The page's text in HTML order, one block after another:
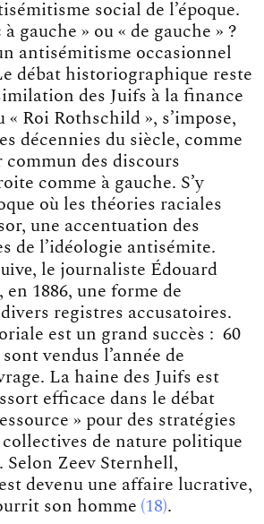
social de l’époque.
gauche » ou « de gauche » ?
antisémitisme occasionnel
débat historiographique reste
des Juifs à la finance
« Roi Rothschild », s’impose,
décennies du siècle, comme
des discours
comme à gauche. S’y
où les théories raciales
une accentuation des
de l’idéologie antisémite.
, le journaliste Édouard
1886, une forme de
registres accusatoires.
est un grand succès : 60
vendus l’année de
La haine des Juifs est
efficace dans le débat
» pour des stratégies
de nature politique
Selon Zeev Sternhell,
devenu une affaire lucrative,
son homme 18 .